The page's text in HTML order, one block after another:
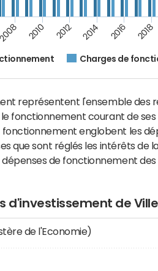
Charges de
2008 2010 2012 2014 2016 2018
représentent l'ensemble des
fonctionnement courant de ses
fonctionnement englobent les
que sont réglés les intérêts de
dépenses de fonctionnement des
d'investissement de
de l'Economie)